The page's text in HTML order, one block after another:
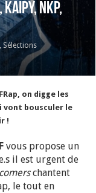
NKP,
, Sélections
on digge les
vont bousculer le
!
vous propose un
il est urgent de
chantent
le tout en